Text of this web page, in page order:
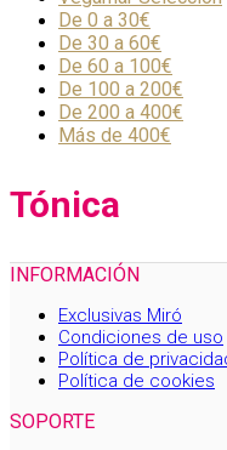
De 0 a 30€
De 30 a 60€
De 60 a 100€
De 100 a 200€
De 200 a 400€
Más de 400€
Tónica
INFORMACIÓN
Exclusivas Miró
Condiciones de uso
Política de
Política de cookies
SOPORTE